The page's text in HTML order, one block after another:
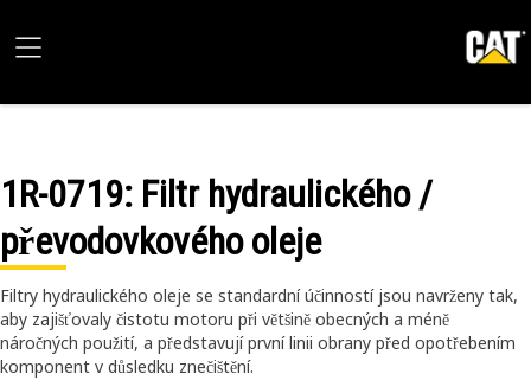
1R-0719: Filtr hydraulického /
převodovkového oleje
Filtry hydraulického oleje se standardní účinností jsou navrženy tak,
aby zajišťovaly čistotu motoru při většině obecných a méně
náročných použití, a představují první linii obrany před opotřebením
komponent v důsledku znečištění.